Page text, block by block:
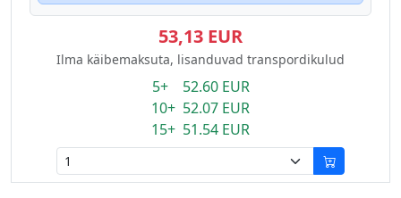
53,13 EUR
Ilma käibemaksuta, lisanduvad transpordikulud
5+ 52.60 EUR
10+ 52.07 EUR
15+ 51.54 EUR